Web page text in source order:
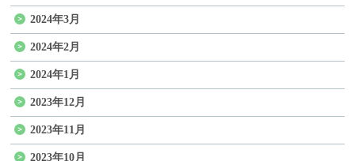
2024年3月
2024年2月
2024年1月
2023年12月
2023年11月
2023年10月